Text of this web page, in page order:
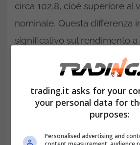
circa 102,8, cioè superiore al
nominale. Questa differenza
significativo sul rendimento a
trading.it asks for your
your personal data for
purposes:
Personalised advertising and